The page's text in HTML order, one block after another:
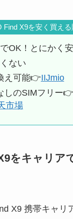
Find X9を安く買え
OK！とにかく
ない
え可能👉️IIJmio
しのSIMフリー
市場
をキャリア